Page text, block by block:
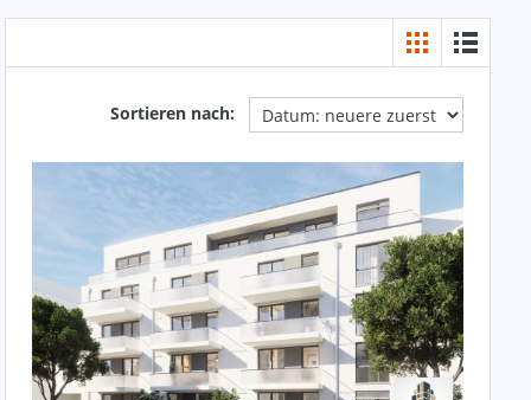
Sortieren nach: